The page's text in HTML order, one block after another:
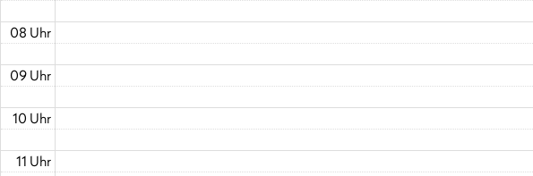
08 Uhr
09 Uhr
10 Uhr
11 Uhr